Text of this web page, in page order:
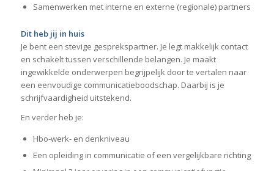
Samenwerken met interne en externe (regionale) partners
Dit heb jij in huis
Je bent een stevige gesprekspartner. Je legt makkelijk contact
en schakelt tussen verschillende belangen. Je maakt
ingewikkelde onderwerpen begrijpelijk door te vertalen naar
een eenvoudige communicatieboodschap. Daarbij is je
schrijfvaardigheid uitstekend.
En verder heb je:
Hbo-werk- en denkniveau
Een opleiding in communicatie of een vergelijkbare richting